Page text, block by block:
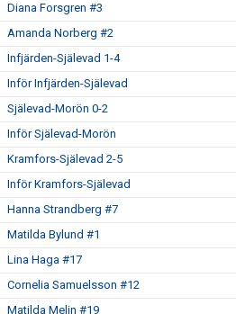
Diana Forsgren #3
Amanda Norberg #2
Infjärden-Själevad 1-4
Inför Infjärden-Själevad
Själevad-Morön 0-2
Inför Själevad-Morön
Kramfors-Själevad 2-5
Inför Kramfors-Själevad
Hanna Strandberg #7
Matilda Bylund #1
Lina Haga #17
Cornelia Samuelsson #12
Matilda Melin #19